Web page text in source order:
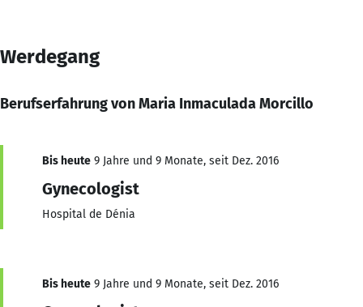
Werdegang
Berufserfahrung von Maria Inmaculada Morcillo
Bis heute 9 Jahre und 9 Monate, seit Dez. 2016
Gynecologist
Hospital de Dénia
Bis heute 9 Jahre und 9 Monate, seit Dez. 2016